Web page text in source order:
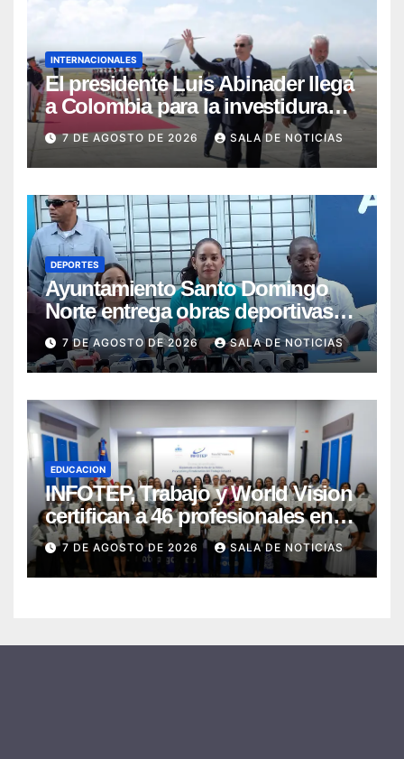
INTERNACIONALES
El presidente Luis Abinader llega
a Colombia para la investidura
presidencial de la Espriella
7 DE AGOSTO DE 2026 SALA DE NOTICIAS
DEPORTES
Ayuntamiento Santo Domingo
Norte entrega obras deportivas
remozadas durante “La Ruta
Deportiva”
7 DE AGOSTO DE 2026 SALA DE NOTICIAS
EDUCACION
INFOTEP, Trabajo y World Vision
certifican a 46 profesionales en
prevención y erradicación del
trabajo infantil
7 DE AGOSTO DE 2026 SALA DE NOTICIAS